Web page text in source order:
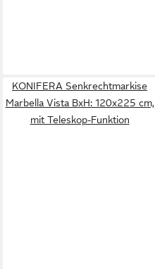
KONIFERA Senkrechtmarkise
Marbella Vista BxH: 120x225 cm,
mit Teleskop-Funktion